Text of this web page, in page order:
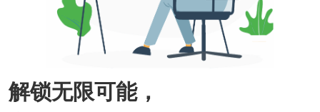
解锁无限可能，